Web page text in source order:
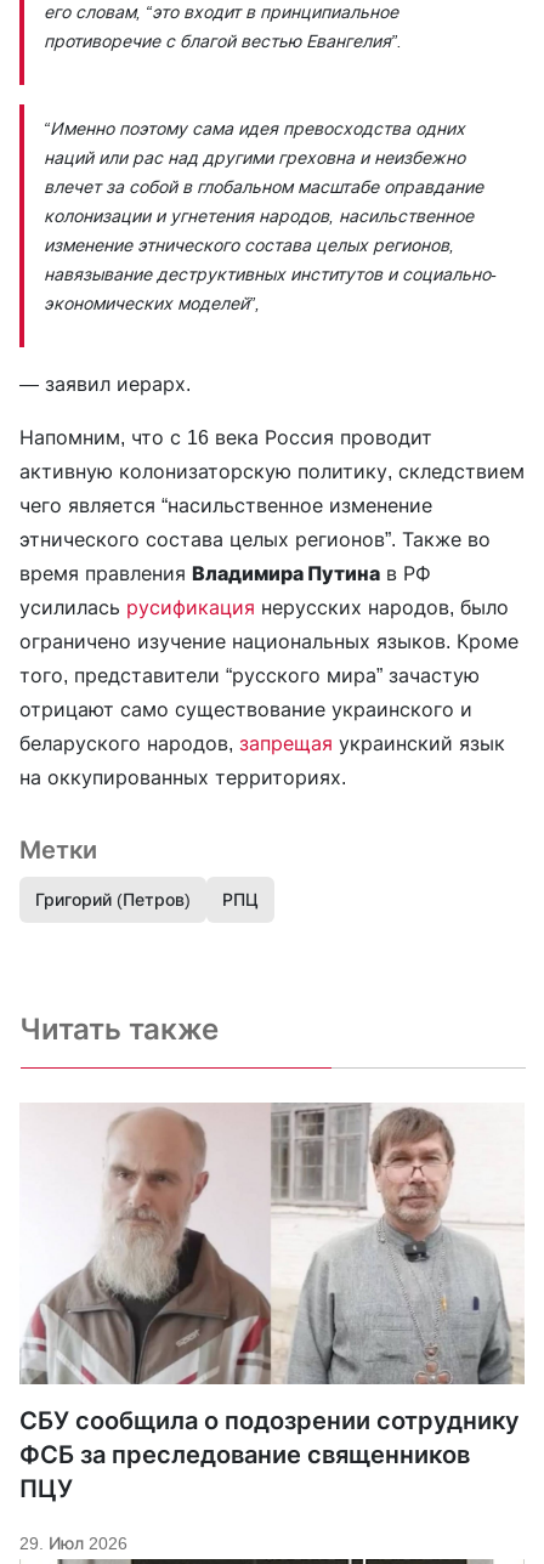
его словам, “это входит в принципиальное
противоречие с благой вестью Евангелия”.
“Именно поэтому сама идея превосходства одних
наций или рас над другими греховна и неизбежно
влечет за собой в глобальном масштабе оправдание
колонизации и угнетения народов, насильственное
изменение этнического состава целых регионов,
навязывание деструктивных институтов и социально-
экономических моделей”,
— заявил иерарх.
Напомним, что с 16 века Россия проводит
активную колонизаторскую политику, скледствием
чего является “насильственное изменение
этнического состава целых регионов”. Также во
время правления Владимира Путина в РФ
усилилась русификация нерусских народов, было
ограничено изучение национальных языков. Кроме
того, представители “русского мира” зачастую
отрицают само существование украинского и
беларуского народов, запрещая украинский язык
на оккупированных территориях.
Метки
Григорий (Петров) РПЦ
Читать также
СБУ сообщила о подозрении сотруднику
ФСБ за преследование священников
ПЦУ
29. Июл 2026